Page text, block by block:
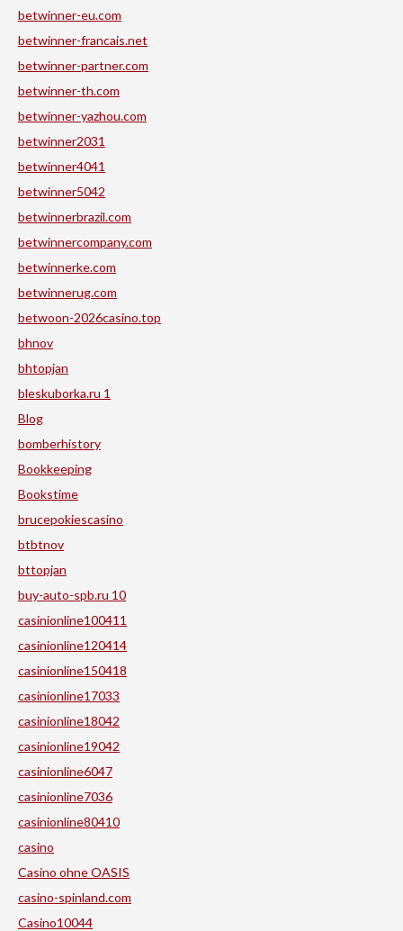
betwinner-eu.com
betwinner-francais.net
betwinner-partner.com
betwinner-th.com
betwinner-yazhou.com
betwinner2031
betwinner4041
betwinner5042
betwinnerbrazil.com
betwinnercompany.com
betwinnerke.com
betwinnerug.com
betwoon-2026casino.top
bhnov
bhtopjan
bleskuborka.ru 1
Blog
bomberhistory
Bookkeeping
Bookstime
brucepokiescasino
btbtnov
bttopjan
buy-auto-spb.ru 10
casinionline100411
casinionline120414
casinionline150418
casinionline17033
casinionline18042
casinionline19042
casinionline6047
casinionline7036
casinionline80410
casino
Casino ohne OASIS
casino-spinland.com
Casino10044